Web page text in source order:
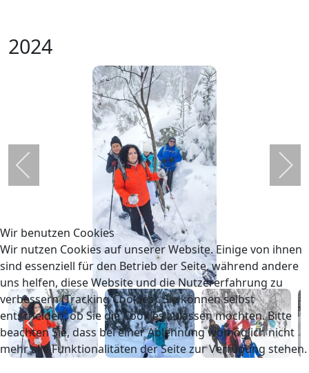
2024
Wir benutzen Cookies
Wir nutzen Cookies auf unserer Website. Einige von ihnen
sind essenziell für den Betrieb der Seite, während andere
uns helfen, diese Website und die Nutzererfahrung zu
verbessern (Tracking Cookies). Sie können selbst
entscheiden, ob Sie die Cookies zulassen möchten. Bitte
beachten Sie, dass bei einer Ablehnung womöglich nicht
mehr alle Funktionalitäten der Seite zur Verfügung stehen.